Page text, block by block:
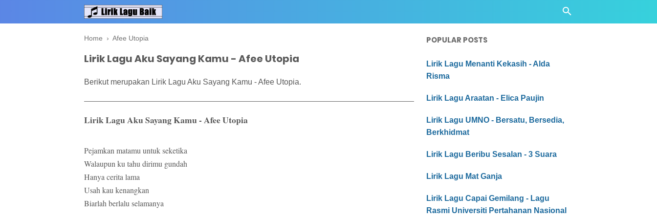
Home › Afee Utopia
Lirik Lagu Aku Sayang Kamu - Afee Utopia
Berikut merupakan Lirik Lagu Aku Sayang Kamu - Afee Utopia.
Lirik Lagu Aku Sayang Kamu - Afee Utopia
Pejamkan matamu untuk seketika
Walaupun ku tahu dirimu gundah
Hanya cerita lama
Usah kau kenangkan
Biarlah berlalu selamanya
POPULAR POSTS
Lirik Lagu Menanti Kekasih - Alda
Risma
Lirik Lagu Araatan - Elica Paujin
Lirik Lagu UMNO - Bersatu, Bersedia,
Berkhidmat
Lirik Lagu Beribu Sesalan - 3 Suara
Lirik Lagu Mat Ganja
Lirik Lagu Capai Gemilang - Lagu
Rasmi Universiti Pertahanan Nasional